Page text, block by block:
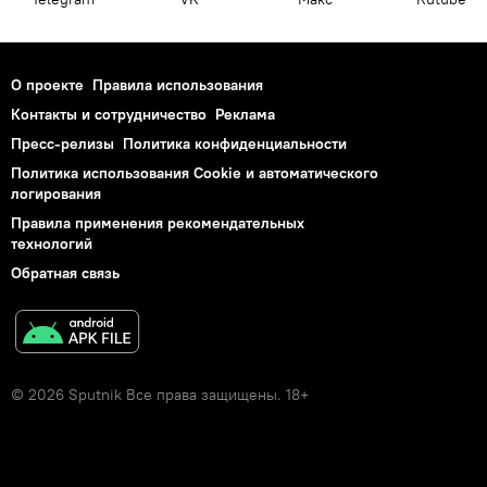
О проекте Правила использования
Контакты и сотрудничество Реклама
Пресс-релизы Политика конфиденциальности
Политика использования Cookie и автоматического
логирования
Правила применения рекомендательных
технологий
Обратная связь
© 2026 Sputnik Все права защищены. 18+